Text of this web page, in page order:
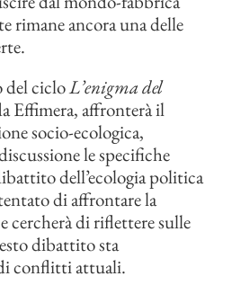
rimane ancora una delle
del cicloL’enigma del
Effimera, affronterà il
socio-ecologica,
le specifiche
dell’ecologia politica
di affrontare la
cercherà di riflettere sulle
dibattito sta
conflitti attuali.